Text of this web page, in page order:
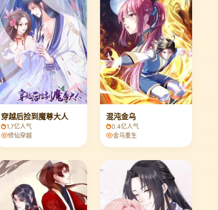
穿越后捡到魔尊大人
1.7亿人气
修仙穿越
混沌金乌
0.4亿人气
金乌重生